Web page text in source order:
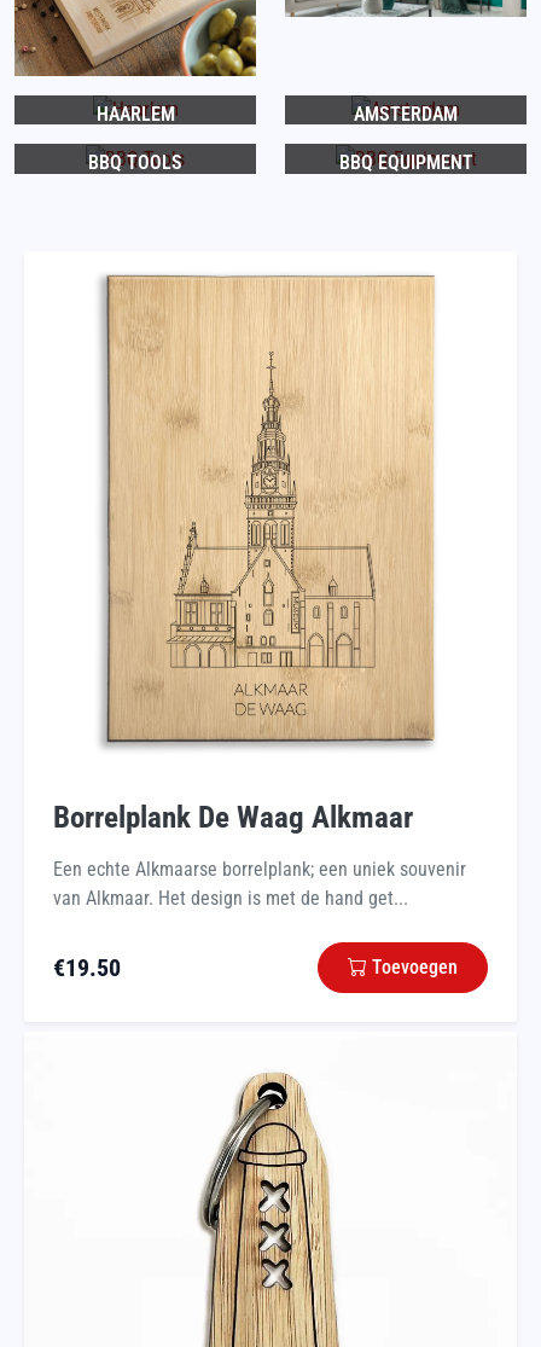
HAARLEM AMSTERDAM
BBQ TOOLS BBQ EQUIPMENT
Borrelplank De Waag Alkmaar
Een echte Alkmaarse borrelplank; een uniek souvenir
van Alkmaar. Het design is met de hand get...
€19.50 Toevoegen